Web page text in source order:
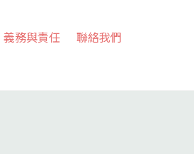
義務與責任 聯絡我們